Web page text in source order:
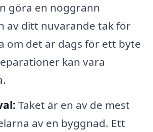
göra en noggrann
av ditt nuvarande tak för
om det är dags för ett byte
kan vara
Taket är en av de mest
av en byggnad. Ett